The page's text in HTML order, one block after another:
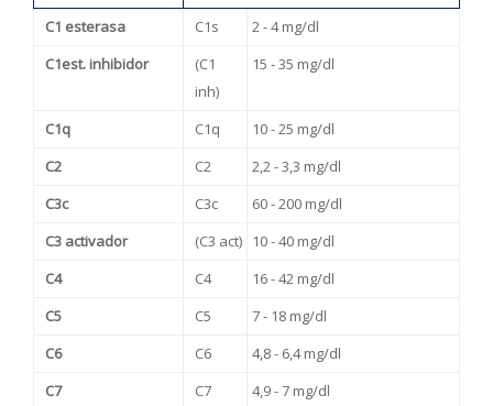
C1 esterasa
C1s
2 - 4 mg/dl
C1est. inhibidor
(C1
inh)
15 - 35 mg/dl
C1q C1q
10 - 25 mg/dl
C2
C2
2,2 - 3,3 mg/dl
C3c
C3c
60 - 200 mg/dl
C3 activador
(C3 act) 10 - 40 mg/dl
C4
C4
16 - 42 mg/dl
C5
C5
7 - 18 mg/dl
C6
C6
4,8 - 6,4 mg/dl
C7
C7
4,9 - 7 mg/dl